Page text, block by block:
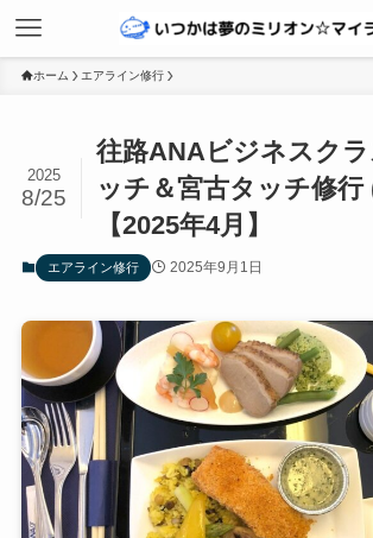
ホーム エアライン修行
往路ANAビジネスク
ッチ＆宮古タッチ修行
【2025年4月】
2025
8/25
エアライン修行 2025年9月1日